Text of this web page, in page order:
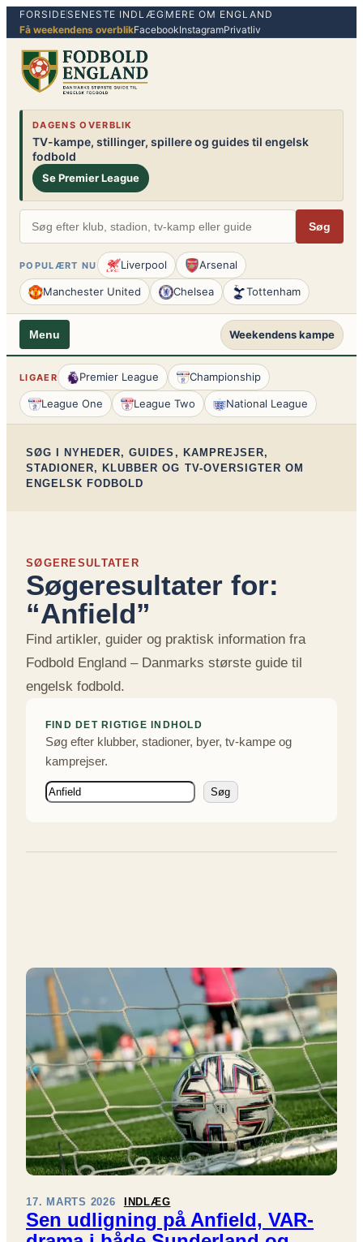
Spring
indhold
FORSIDESENESTE INDLÆGMERE OM ENGLAND
Få weekendens overblikFacebookInstagramPrivatliv
DAGENS OVERBLIK
TV-kampe, stillinger, spillere og guides til engelsk
fodbold
Se Premier League
Søg
POPULÆRT NU Liverpool Arsenal
Manchester United Chelsea Tottenham
Menu Weekendens kampe
LIGAER Premier League Championship
League One League Two National League
SØG I NYHEDER, GUIDES, KAMPREJSER,
STADIONER, KLUBBER OG TV-OVERSIGTER OM
ENGELSK FODBOLD
SØGERESULTATER
Søgeresultater for:
“Anfield”
Find artikler, guider og praktisk information fra
Fodbold England – Danmarks største guide til
engelsk fodbold.
FIND DET RIGTIGE INDHOLD
Søg efter klubber, stadioner, byer, tv-kampe og
kamprejser.
S
Søg
17. MARTS 2026 INDLÆG
Sen udligning på Anfield, VAR-